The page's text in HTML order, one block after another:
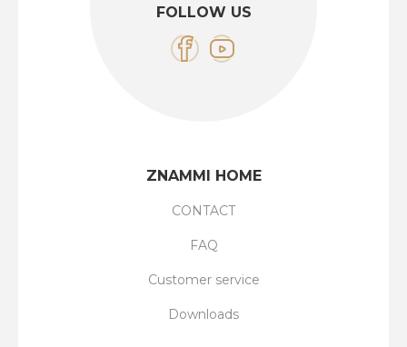
FOLLOW US
ZNAMMI HOME
CONTACT
FAQ
Customer service
Downloads